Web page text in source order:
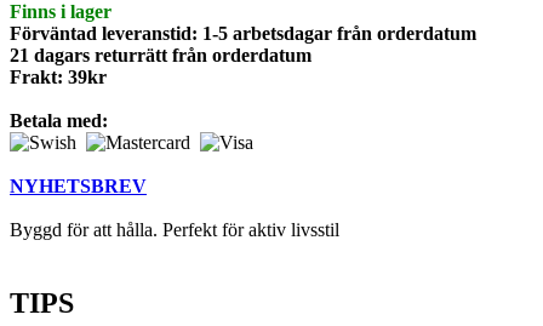
Finns i lager
Förväntad leveranstid: 1-5 arbetsdagar från orderdatum
21 dagars returrätt från orderdatum
Frakt: 39kr
Betala med:
NYHETSBREV
Byggd för att hålla. Perfekt för aktiv livsstil
TIPS